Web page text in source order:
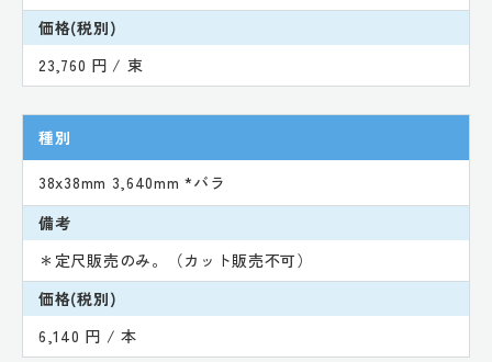
価格(税別)
23,760 円 / 束
種別
38x38mm 3,640mm *バラ
備考
＊定尺販売のみ。（カット販売不可）
価格(税別)
6,140 円 / 本